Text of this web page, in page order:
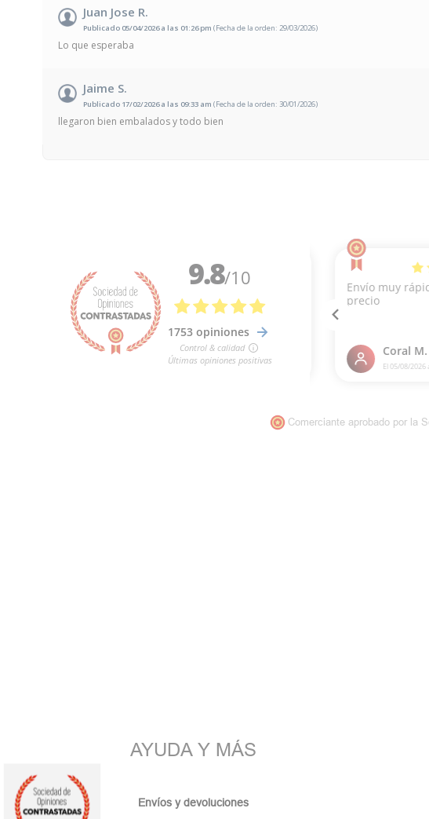
Juan Jose R.
Publicado 05/04/2026 a las 01:26 pm (Fecha de la orden: 29/03/2026)
Lo que esperaba
Jaime S.
Publicado 17/02/2026 a las 09:33 am (Fecha de la orden: 30/01/2026)
llegaron bien embalados y todo bien
Comerciante aprobado por la
AYUDA Y MÁS
Envíos y devoluciones